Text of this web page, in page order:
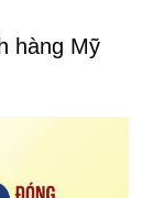
hàng Mỹ